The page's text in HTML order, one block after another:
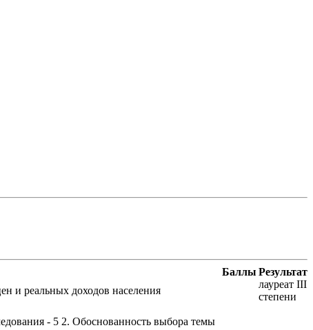
Баллы Результат
и реальных доходов населения
лауреат III
степени
- 5 2. Обоснованность выбора темы